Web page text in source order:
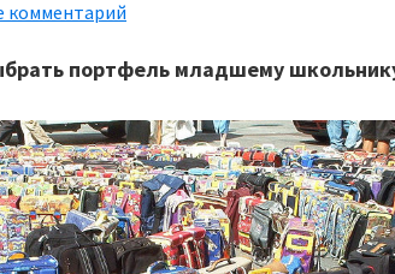
комментарий
портфель младшему